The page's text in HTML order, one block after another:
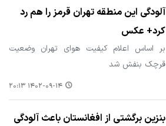
آلودگی این منطقه تهران قرمز را هم رد
کرد+ عکس
بر اساس اعلام کیفیت هوای تهران وضعیت
قرچک بنفش شد
۱۴۰۲-۰۹-۱۴ ۲۰:۱۳
بنزین برگشتی از افغانستان باعث آلودگی